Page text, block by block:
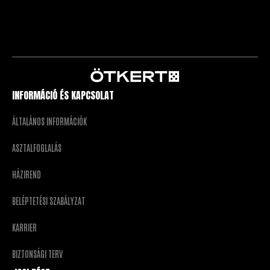
INFORMÁCIÓ ÉS KAPCSOLAT
ÁLTALÁNOS INFORMÁCIÓK
ASZTALFOGLALÁS
HÁZIREND
BELÉPTETÉSI SZABÁLYZAT
KARRIER
BIZTONSÁGI TERV